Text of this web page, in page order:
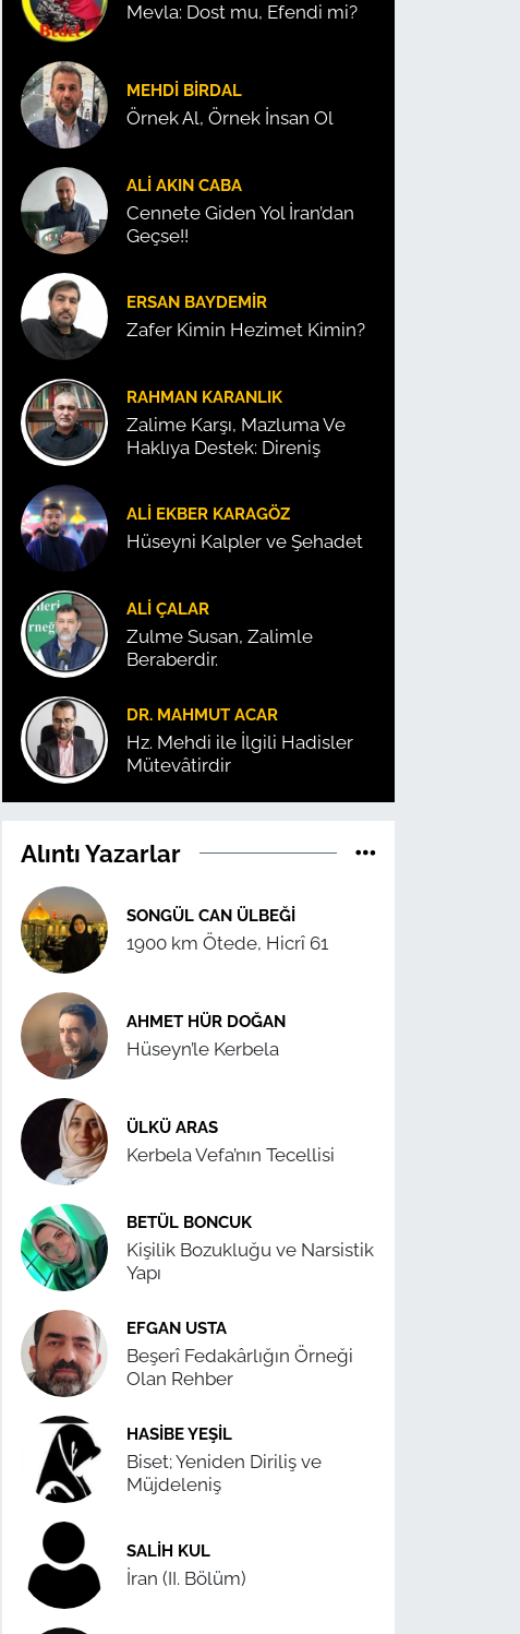
Mevla: Dost mu, Efendi mi?
MEHDI BIRDAL
Örnek Al, Örnek İnsan Ol
ALI AKIN CABA
Cennete Giden Yol İran’dan
Geçse!!
ERSAN BAYDEMIR
Zafer Kimin Hezimet Kimin?
RAHMAN KARANLIK
Zalime Karşı, Mazluma Ve
Haklıya Destek: Direniş
ALI EKBER KARAGÖZ
Hüseyni Kalpler ve Şehadet
ALI ÇALAR
Zulme Susan, Zalimle
Beraberdir.
DR. MAHMUT ACAR
Hz. Mehdi ile İlgili Hadisler
Mütevâtirdir
Alıntı Yazarlar
SONGÜL CAN ÜLBEĞI
1900 km Ötede, Hicrî 61
AHMET HÜR DOĞAN
Hüseyn’le Kerbela
ÜLKÜ ARAS
Kerbela Vefa’nın Tecellisi
BETÜL BONCUK
Kişilik Bozukluğu ve Narsistik
Yapı
EFGAN USTA
Beşerî Fedakârlığın Örneği
Olan Rehber
HASIBE YEŞIL
Biset; Yeniden Diriliş ve
Müjdeleniş
SALIH KUL
İran (II. Bölüm)